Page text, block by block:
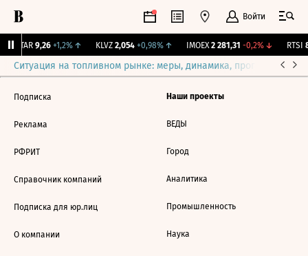
Войти
UTAR 9,26 +1,2%↑ KLVZ 2,054 +0,98%↑ IMOEX 2 281,31 -0,2%↓ RTSI
Ситуация на топливном рынке: меры, динамика, прогнозы
Подписка
Реклама
РФРИТ
Справочник компаний
Подписка для юр.лиц
О компании
Наши проекты
ВЕДЫ
Город
Аналитика
Промышленность
Наука